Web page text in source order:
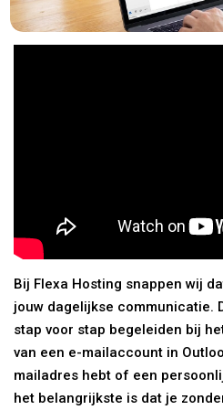
Bij Flexa Hosting snappen wij
jouw dagelijkse communicatie.
stap voor stap begeleiden bij
van een e-mailaccount in
mailadres hebt of een
het belangrijkste is dat je